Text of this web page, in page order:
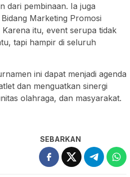
dari pembinaan. Ia juga
Marketing Promosi
itu, event serupa tidak
tapi hampir di seluruh
ini dapat menjadi agenda
dan menguatkan sinergi
olahraga, dan masyarakat.
SEBARKAN